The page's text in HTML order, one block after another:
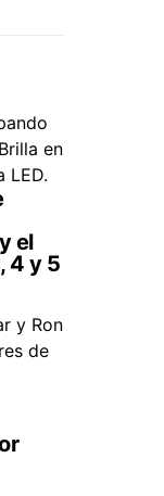
el
4 y 5